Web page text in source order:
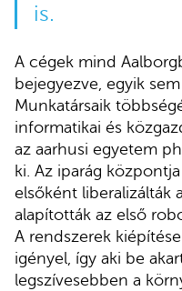
is.
A cégek mind
bejegyezve, egyik
Munkatársaik
informatikai és
az aarhusi egyetem
ki. Az iparág
elsőként liberalizálták
alapították az első
A rendszerek
igényel, így aki be
legszívesebben a